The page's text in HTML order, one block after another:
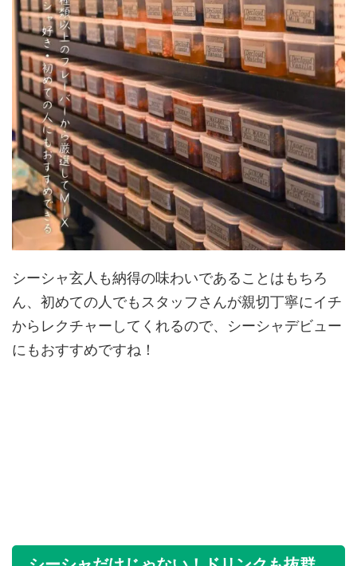
シーシャ玄人も納得の味わいであることはもちろ
ん、初めての人でもスタッフさんが親切丁寧にイチ
からレクチャーしてくれるので、シーシャデビュー
にもおすすめですね！